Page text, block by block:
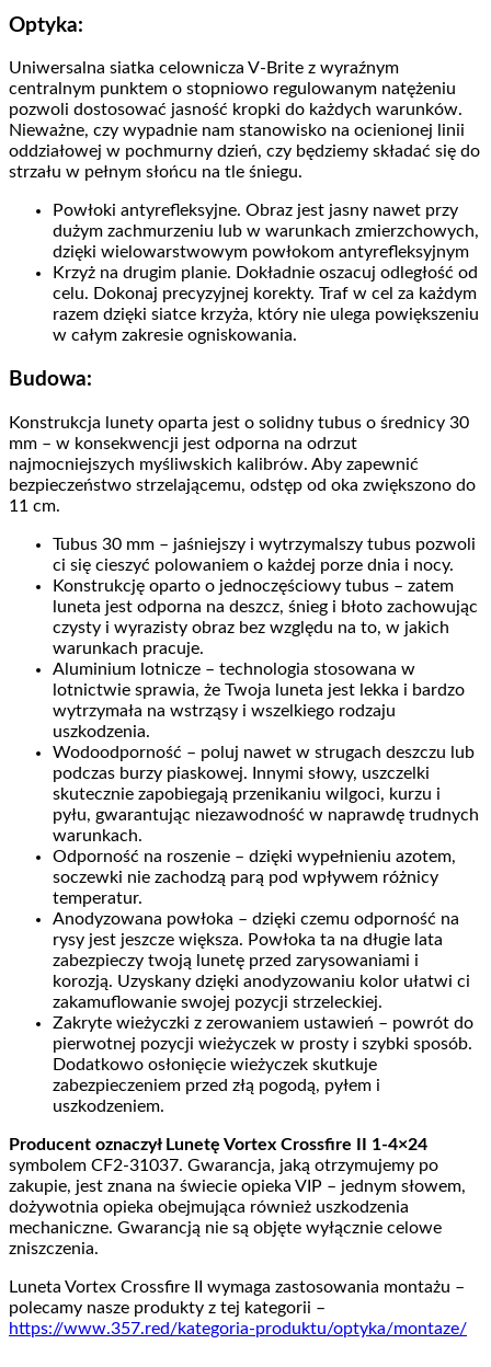
Optyka:
Uniwersalna siatka celownicza V-Brite z wyraźnym
centralnym punktem o stopniowo regulowanym natężeniu
pozwoli dostosować jasność kropki do każdych warunków.
Nieważne, czy wypadnie nam stanowisko na ocienionej linii
oddziałowej w pochmurny dzień, czy będziemy składać się do
strzału w pełnym słońcu na tle śniegu.
Powłoki antyrefleksyjne. Obraz jest jasny nawet przy
dużym zachmurzeniu lub w warunkach zmierzchowych,
dzięki wielowarstwowym powłokom antyrefleksyjnym
Krzyż na drugim planie. Dokładnie oszacuj odległość od
celu. Dokonaj precyzyjnej korekty. Traf w cel za każdym
razem dzięki siatce krzyża, który nie ulega powiększeniu
w całym zakresie ogniskowania.
Budowa:
Konstrukcja lunety oparta jest o solidny tubus o średnicy 30
mm – w konsekwencji jest odporna na odrzut
najmocniejszych myśliwskich kalibrów. Aby zapewnić
bezpieczeństwo strzelającemu, odstęp od oka zwiększono do
11 cm.
Tubus 30 mm – jaśniejszy i wytrzymalszy tubus pozwoli
ci się cieszyć polowaniem o każdej porze dnia i nocy.
Konstrukcję oparto o jednoczęściowy tubus – zatem
luneta jest odporna na deszcz, śnieg i błoto zachowując
czysty i wyrazisty obraz bez względu na to, w jakich
warunkach pracuje.
Aluminium lotnicze – technologia stosowana w
lotnictwie sprawia, że Twoja luneta jest lekka i bardzo
wytrzymała na wstrząsy i wszelkiego rodzaju
uszkodzenia.
Wodoodporność – poluj nawet w strugach deszczu lub
podczas burzy piaskowej. Innymi słowy, uszczelki
skutecznie zapobiegają przenikaniu wilgoci, kurzu i
pyłu, gwarantując niezawodność w naprawdę trudnych
warunkach.
Odporność na roszenie – dzięki wypełnieniu azotem,
soczewki nie zachodzą parą pod wpływem różnicy
temperatur.
Anodyzowana powłoka – dzięki czemu odporność na
rysy jest jeszcze większa. Powłoka ta na długie lata
zabezpieczy twoją lunetę przed zarysowaniami i
korozją. Uzyskany dzięki anodyzowaniu kolor ułatwi ci
zakamuflowanie swojej pozycji strzeleckiej.
Zakryte wieżyczki z zerowaniem ustawień – powrót do
pierwotnej pozycji wieżyczek w prosty i szybki sposób.
Dodatkowo osłonięcie wieżyczek skutkuje
zabezpieczeniem przed złą pogodą, pyłem i
uszkodzeniem.
Producent oznaczył Lunetę Vortex Crossfire II 1-4×24
symbolem CF2-31037. Gwarancja, jaką otrzymujemy po
zakupie, jest znana na świecie opieka VIP – jednym słowem,
dożywotnia opieka obejmująca również uszkodzenia
mechaniczne. Gwarancją nie są objęte wyłącznie celowe
zniszczenia.
Luneta Vortex Crossfire II wymaga zastosowania montażu –
polecamy nasze produkty z tej kategorii –
https://www.357.red/kategoria-produktu/optyka/montaze/